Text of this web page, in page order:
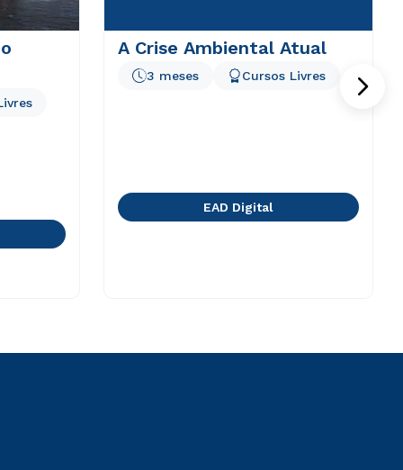
A Crise Ambiental Atual
3 meses Cursos Livres
EAD Digital